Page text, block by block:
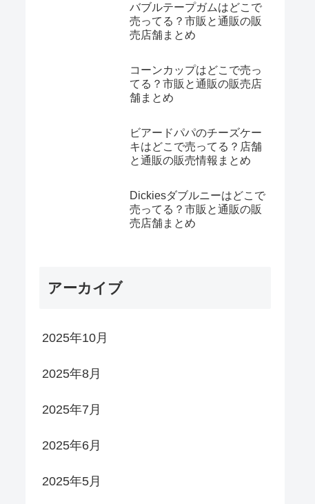
バブルテープガムはどこで
売ってる？市販と通販の販
売店舗まとめ
コーンカップはどこで売っ
てる？市販と通販の販売店
舗まとめ
ビアードパパのチーズケー
キはどこで売ってる？店舗
と通販の販売情報まとめ
Dickiesダブルニーはどこで
売ってる？市販と通販の販
売店舗まとめ
アーカイブ
2025年10月
2025年8月
2025年7月
2025年6月
2025年5月